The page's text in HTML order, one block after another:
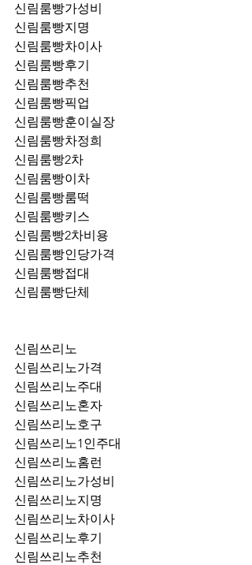
신림룸빵가성비
신림룸빵지명
신림룸빵차이사
신림룸빵후기
신림룸빵추천
신림룸빵훈이실장
신림룸빵차정희
신림룸빵2차
신림룸빵이차
신림룸빵룸떡
신림룸빵키스
신림룸빵2차비용
신림룸빵인당가격
신림룸빵접대
신림룸빵단체
신림쓰리노
신림쓰리노가격
신림쓰리노주대
신림쓰리노혼자
신림쓰리노호구
신림쓰리노1인주대
신림쓰리노홈런
신림쓰리노가성비
신림쓰리노지명
신림쓰리노차이사
신림쓰리노후기
신림쓰리노추천